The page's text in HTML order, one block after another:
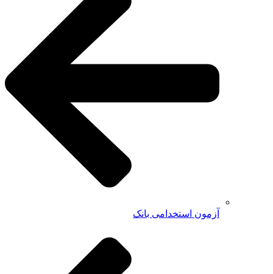
آزمون استخدامی بانک